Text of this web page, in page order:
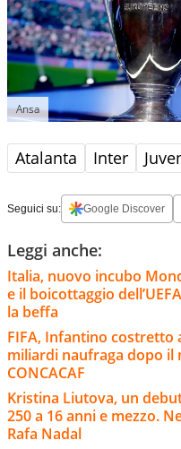
Ansa
Atalanta Inter
Seguici su: Google Discover
Leggi anche:
Italia, nuovo incubo
e il boicottaggio
la beffa
FIFA, Infantino costretto
miliardi naufraga dopo il
CONCACAF
Kristina Liutova, un
250 a 16 anni e mezzo.
Rafa Nadal